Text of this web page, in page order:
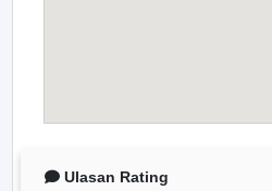
Ulasan Rating